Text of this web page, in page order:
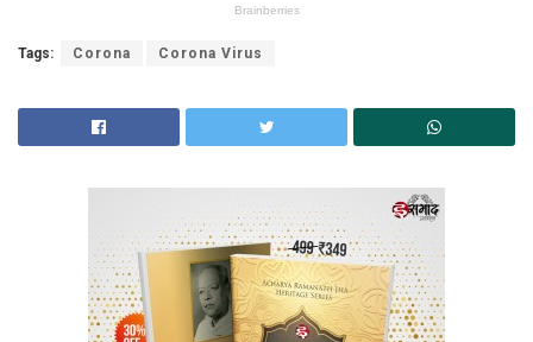
Tags: Corona Corona Virus